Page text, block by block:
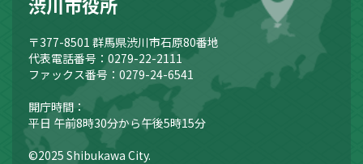
〒377-8501 群馬県渋川市石原80番地
代表電話番号：0279-22-2111
ファックス番号：0279-24-6541
開庁時間：
平日 午前8時30分から午後5時15分
©2025 Shibukawa City.